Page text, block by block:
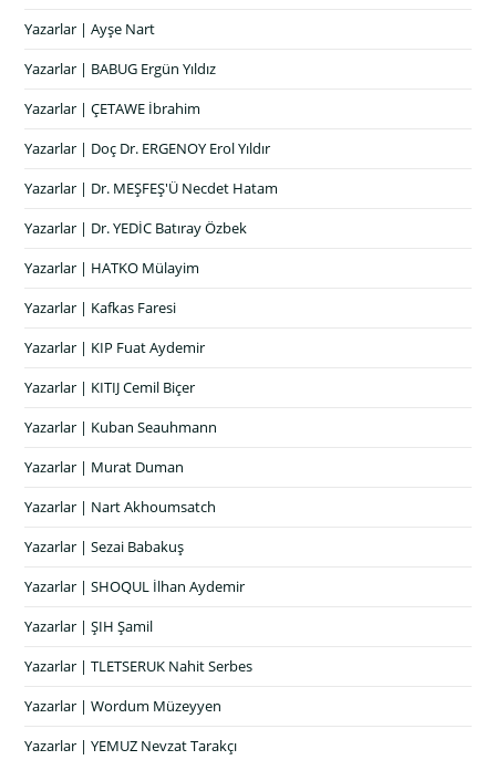
Yazarlar | Ayşe Nart
Yazarlar | BABUG Ergün Yıldız
Yazarlar | ÇETAWE İbrahim
Yazarlar | Doç Dr. ERGENOY Erol Yıldır
Yazarlar | Dr. MEŞFEŞ'Ü Necdet Hatam
Yazarlar | Dr. YEDİC Batıray Özbek
Yazarlar | HATKO Mülayim
Yazarlar | Kafkas Faresi
Yazarlar | KIP Fuat Aydemir
Yazarlar | KITIJ Cemil Biçer
Yazarlar | Kuban Seauhmann
Yazarlar | Murat Duman
Yazarlar | Nart Akhoumsatch
Yazarlar | Sezai Babakuş
Yazarlar | SHOQUL İlhan Aydemir
Yazarlar | ŞIH Şamil
Yazarlar | TLETSERUK Nahit Serbes
Yazarlar | Wordum Müzeyyen
Yazarlar | YEMUZ Nevzat Tarakçı